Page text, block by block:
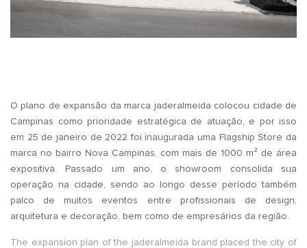
O plano de expansão da marca jaderalmeida colocou cidade de
Campinas como prioridade estratégica de atuação, e por isso
em 25 de janeiro de 2022 foi inaugurada uma Flagship Store da
marca no bairro Nova Campinas, com mais de 1000 m² de área
expositiva. Passado um ano, o showroom consolida sua
operação na cidade, sendo ao longo desse período também
palco de muitos eventos entre profissionais de design,
arquitetura e decoração, bem como de empresários da região.
The expansion plan of the jaderalmeida brand placed the city of